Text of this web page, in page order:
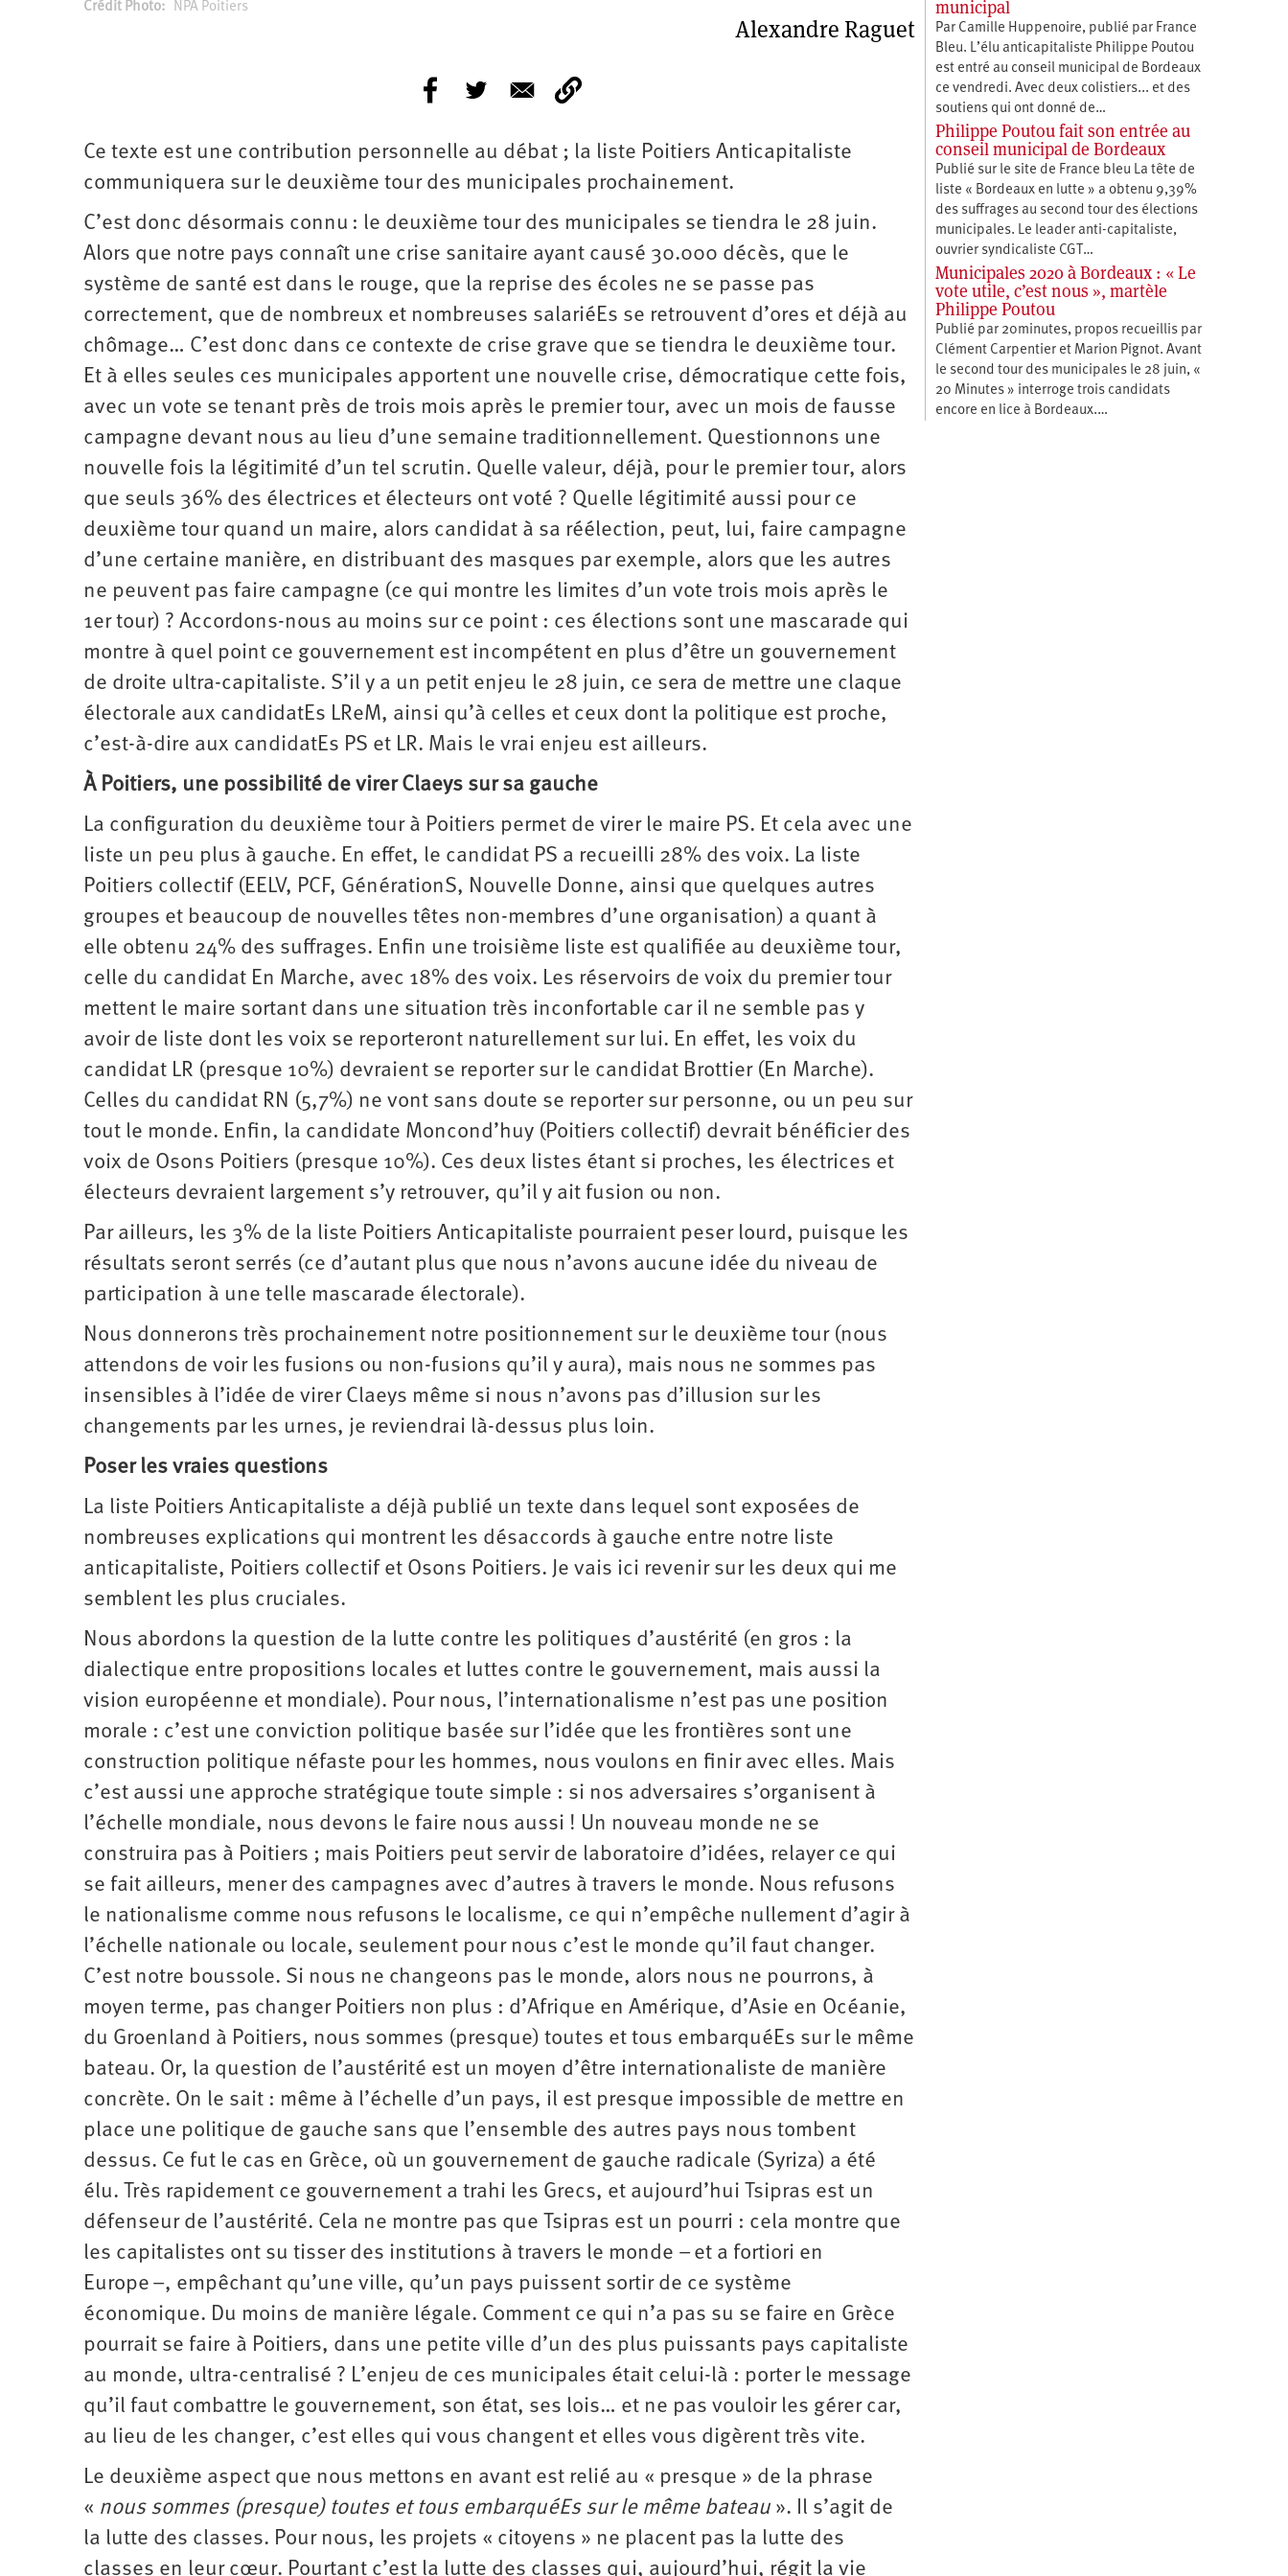
d’été
Crédit Photo NPA Poitiers
Alexandre Raguet
Ce texte est une contribution personnelle au débat ; la liste Poitiers Anticapitaliste
communiquera sur le deuxième tour des municipales prochainement.
C’est donc désormais connu : le deuxième tour des municipales se tiendra le 28 juin.
Alors que notre pays connaît une crise sanitaire ayant causé 30.000 décès, que le
système de santé est dans le rouge, que la reprise des écoles ne se passe pas
correctement, que de nombreux et nombreuses salariéEs se retrouvent d’ores et déjà au
chômage… C’est donc dans ce contexte de crise grave que se tiendra le deuxième tour.
Et à elles seules ces municipales apportent une nouvelle crise, démocratique cette fois,
avec un vote se tenant près de trois mois après le premier tour, avec un mois de fausse
campagne devant nous au lieu d’une semaine traditionnellement. Questionnons une
nouvelle fois la légitimité d’un tel scrutin. Quelle valeur, déjà, pour le premier tour, alors
que seuls 36% des électrices et électeurs ont voté ? Quelle légitimité aussi pour ce
deuxième tour quand un maire, alors candidat à sa réélection, peut, lui, faire campagne
d’une certaine manière, en distribuant des masques par exemple, alors que les autres
ne peuvent pas faire campagne (ce qui montre les limites d’un vote trois mois après le
1er tour) ? Accordons-nous au moins sur ce point : ces élections sont une mascarade qui
montre à quel point ce gouvernement est incompétent en plus d’être un gouvernement
de droite ultra-capitaliste. S’il y a un petit enjeu le 28 juin, ce sera de mettre une claque
électorale aux candidatEs LReM, ainsi qu’à celles et ceux dont la politique est proche,
c’est-à-dire aux candidatEs PS et LR. Mais le vrai enjeu est ailleurs.
À Poitiers, une possibilité de virer Claeys sur sa gauche
La configuration du deuxième tour à Poitiers permet de virer le maire PS. Et cela avec une
liste un peu plus à gauche. En effet, le candidat PS a recueilli 28% des voix. La liste
Poitiers collectif (EELV, PCF, GénérationS, Nouvelle Donne, ainsi que quelques autres
groupes et beaucoup de nouvelles têtes non-membres d’une organisation) a quant à
elle obtenu 24% des suffrages. Enfin une troisième liste est qualifiée au deuxième tour,
celle du candidat En Marche, avec 18% des voix. Les réservoirs de voix du premier tour
mettent le maire sortant dans une situation très inconfortable car il ne semble pas y
avoir de liste dont les voix se reporteront naturellement sur lui. En effet, les voix du
candidat LR (presque 10%) devraient se reporter sur le candidat Brottier (En Marche).
Celles du candidat RN (5,7%) ne vont sans doute se reporter sur personne, ou un peu sur
tout le monde. Enfin, la candidate Moncond’huy (Poitiers collectif) devrait bénéficier des
voix de Osons Poitiers (presque 10%). Ces deux listes étant si proches, les électrices et
électeurs devraient largement s’y retrouver, qu’il y ait fusion ou non.
Par ailleurs, les 3% de la liste Poitiers Anticapitaliste pourraient peser lourd, puisque les
résultats seront serrés (ce d’autant plus que nous n’avons aucune idée du niveau de
participation à une telle mascarade électorale).
Nous donnerons très prochainement notre positionnement sur le deuxième tour (nous
attendons de voir les fusions ou non-fusions qu’il y aura), mais nous ne sommes pas
insensibles à l’idée de virer Claeys même si nous n’avons pas d’illusion sur les
changements par les urnes, je reviendrai là-dessus plus loin.
Poser les vraies questions
La liste Poitiers Anticapitaliste a déjà publié un texte dans lequel sont exposées de
nombreuses explications qui montrent les désaccords à gauche entre notre liste
anticapitaliste, Poitiers collectif et Osons Poitiers. Je vais ici revenir sur les deux qui me
semblent les plus cruciales.
Nous abordons la question de la lutte contre les politiques d’austérité (en gros : la
dialectique entre propositions locales et luttes contre le gouvernement, mais aussi la
vision européenne et mondiale). Pour nous, l’internationalisme n’est pas une position
morale : c’est une conviction politique basée sur l’idée que les frontières sont une
construction politique néfaste pour les hommes, nous voulons en finir avec elles. Mais
c’est aussi une approche stratégique toute simple : si nos adversaires s’organisent à
l’échelle mondiale, nous devons le faire nous aussi ! Un nouveau monde ne se
construira pas à Poitiers ; mais Poitiers peut servir de laboratoire d’idées, relayer ce qui
se fait ailleurs, mener des campagnes avec d’autres à travers le monde. Nous refusons
le nationalisme comme nous refusons le localisme, ce qui n’empêche nullement d’agir à
l’échelle nationale ou locale, seulement pour nous c’est le monde qu’il faut changer.
C’est notre boussole. Si nous ne changeons pas le monde, alors nous ne pourrons, à
moyen terme, pas changer Poitiers non plus : d’Afrique en Amérique, d’Asie en Océanie,
du Groenland à Poitiers, nous sommes (presque) toutes et tous embarquéEs sur le même
bateau. Or, la question de l’austérité est un moyen d’être internationaliste de manière
concrète. On le sait : même à l’échelle d’un pays, il est presque impossible de mettre en
place une politique de gauche sans que l’ensemble des autres pays nous tombent
dessus. Ce fut le cas en Grèce, où un gouvernement de gauche radicale (Syriza) a été
élu. Très rapidement ce gouvernement a trahi les Grecs, et aujourd’hui Tsipras est un
défenseur de l’austérité. Cela ne montre pas que Tsipras est un pourri : cela montre que
les capitalistes ont su tisser des institutions à travers le monde – et a fortiori en
Europe –, empêchant qu’une ville, qu’un pays puissent sortir de ce système
économique. Du moins de manière légale. Comment ce qui n’a pas su se faire en Grèce
pourrait se faire à Poitiers, dans une petite ville d’un des plus puissants pays capitaliste
au monde, ultra-centralisé ? L’enjeu de ces municipales était celui-là : porter le message
qu’il faut combattre le gouvernement, son état, ses lois… et ne pas vouloir les gérer car,
au lieu de les changer, c’est elles qui vous changent et elles vous digèrent très vite.
Le deuxième aspect que nous mettons en avant est relié au « presque » de la phrase
« nous sommes (presque) toutes et tous embarquéEs sur le même bateau ». Il s’agit de
la lutte des classes. Pour nous, les projets « citoyens » ne placent pas la lutte des
classes en leur cœur. Pourtant c’est la lutte des classes qui, aujourd’hui, régit la vie
municipal
Par Camille Huppenoire, publié par France
Bleu. L’élu anticapitaliste Philippe Poutou
est entré au conseil municipal de Bordeaux
ce vendredi. Avec deux colistiers... et des
soutiens qui ont donné de…
Philippe Poutou fait son entrée au
conseil municipal de Bordeaux
Publié sur le site de France bleu La tête de
liste « Bordeaux en lutte » a obtenu 9,39%
des suffrages au second tour des élections
municipales. Le leader anti-capitaliste,
ouvrier syndicaliste CGT…
Municipales 2020 à Bordeaux : « Le
vote utile, c’est nous », martèle
Philippe Poutou
Publié par 20minutes, propos recueillis par
Clément Carpentier et Marion Pignot. Avant
le second tour des municipales le 28 juin, «
20 Minutes » interroge trois candidats
encore en lice à Bordeaux.…